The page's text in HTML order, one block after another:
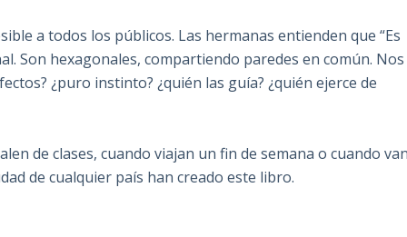
a todos los públicos. Las hermanas entienden que “Es
Son hexagonales, compartiendo paredes en común. Nos
¿puro instinto? ¿quién las guía? ¿quién ejerce de
de clases, cuando viajan un fin de semana o cuando
de cualquier país han creado este libro.